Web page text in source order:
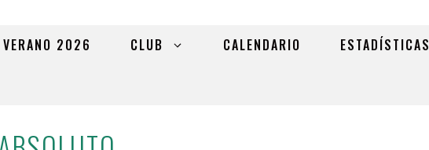
2026 CLUB CALENDARIO ESTADÍSTICAS